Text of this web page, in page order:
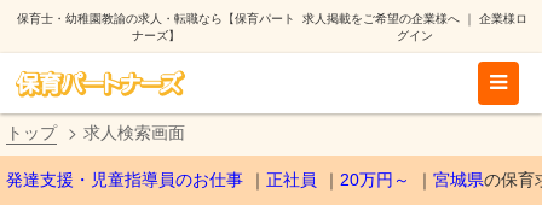
保育士・幼稚園教諭の求人・転職なら【保育パート
ナーズ】
求人掲載をご希望の企業様へ｜ 企業様ロ
グイン
トップ 求人検索画面
発達支援・児童指導員のお仕事 正社員 20万円～ 宮城県の保育